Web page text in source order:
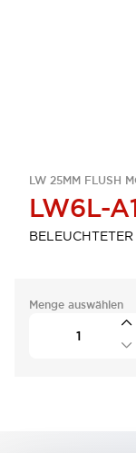
LW 25MM FLUSH
LW6L-
Menge auswählen